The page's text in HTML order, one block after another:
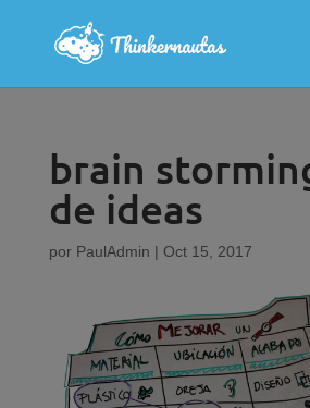
brain
de ideas
por PaulAdmin | Oct 15, 2017